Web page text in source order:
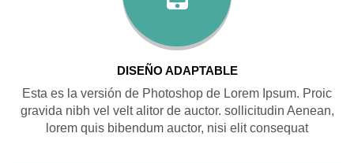
DISEÑO ADAPTABLE
Esta es la versión de Photoshop de Lorem Ipsum. Proic
gravida nibh vel velt alitor de auctor. sollicitudin Aenean,
lorem quis bibendum auctor, nisi elit consequat